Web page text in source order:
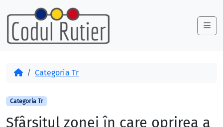
Skip to content
Skip to footer
AcasăCategoria Tr
Categoria Tr
Sfârșitul zonei în care oprirea a